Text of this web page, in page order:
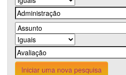
Iniciar uma nova pesquisa